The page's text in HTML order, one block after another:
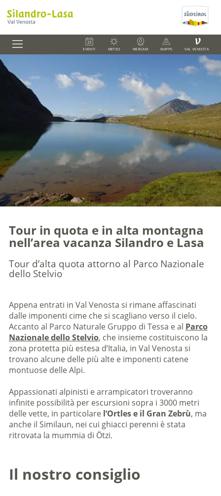
EVENTI METEO WEBCAM MAPPS
V
VAL VENOSTA
Tour in quota e in alta montagna
nell’area vacanza Silandro e Lasa
Tour d’alta quota attorno al Parco Nazionale
dello Stelvio
Appena entrati in Val Venosta si rimane affascinati
dalle imponenti cime che si scagliano verso il cielo.
Accanto al Parco Naturale Gruppo di Tessa e al Parco
Nazionale dello Stelvio, che insieme costituiscono la
zona protetta più estesa d’Italia, in Val Venosta si
trovano alcune delle più alte e imponenti catene
montuose delle Alpi.
Appassionati alpinisti e arrampicatori troveranno
infinite possibilità per escursioni sopra i 3000 metri
delle vette, in particolare l’Ortles e il Gran Zebrù, ma
anche il Similaun, nei cui ghiacci perenni è stata
ritrovata la mummia di Ötzi.
Il nostro consiglio